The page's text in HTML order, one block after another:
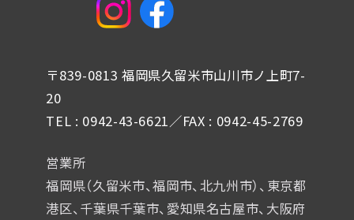
〒839-0813 福岡県久留米市山川市ノ上町7-
20
TEL : 0942-43-6621／FAX : 0942-45-2769
営業所
福岡県（久留米市、福岡市、北九州市）、東京都
港区、千葉県千葉市、 愛知県名古屋市、大阪府